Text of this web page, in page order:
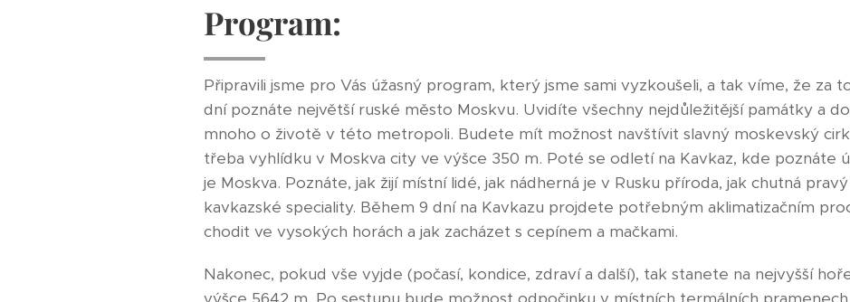
Program:
Připravili jsme pro Vás úžasný program, který jsme sami vyzkoušeli, a tak víme, že za
dní poznáte největší ruské město Moskvu. Uvidíte všechny nejdůležitější památky a
mnoho o životě v této metropoli. Budete mít možnost navštívit slavný moskevský
třeba vyhlídku v Moskva city ve výšce 350 m. Poté se odletí na Kavkaz, kde poznáte
je Moskva. Poznáte, jak žijí místní lidé, jak nádherná je v Rusku příroda, jak chutná pravý
kavkazské speciality. Během 9 dní na Kavkazu projdete potřebným aklimatizačním
chodit ve vysokých horách a jak zacházet s cepínem a mačkami.
Nakonec, pokud vše vyjde (počasí, kondice, zdraví a další), tak stanete na nejvyšší